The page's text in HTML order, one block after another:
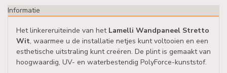
Informatie
Het linkereruiteinde van het Lamelli Wandpaneel Stretto
Wit, waarmee u de installatie netjes kunt voltooien en een
esthetische uitstraling kunt creëren. De plint is gemaakt van
hoogwaardig, UV- en waterbestendig PolyForce-kunststof.